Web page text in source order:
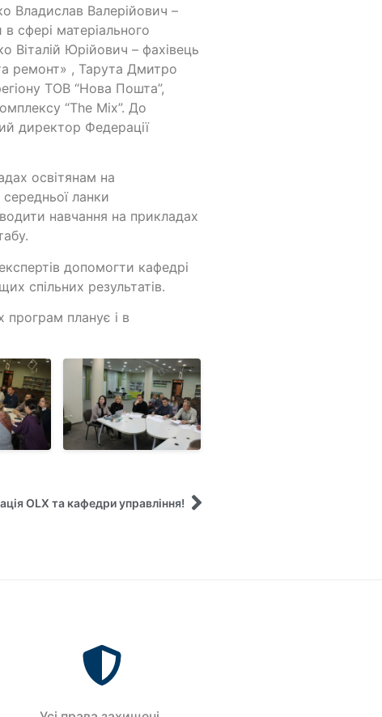
Владислав Валерійович –
сфері матеріального
Юрійович – фахівець
ремонт» , Тарута Дмитро
ТОВ “Нова Пошта”,
“The Mix”. До
директор Федерації
освітянам на
ланки
навчання на прикладах
допомогти кафедрі
спільних результатів.
програм планує і в
OLX та кафедри управління!